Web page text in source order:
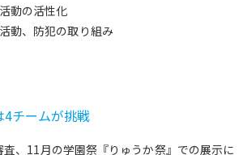
動の活性化
動、防犯の取り組み
チームが挑戦
、11月の学園祭『りゅうか祭』での展示に